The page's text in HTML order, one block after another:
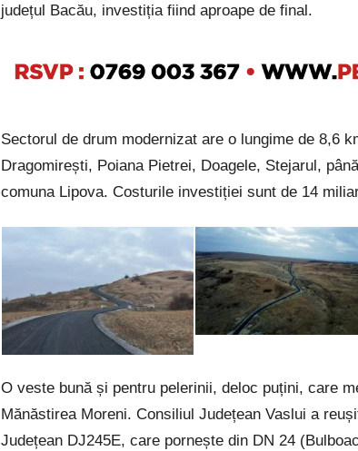
județul Bacău, investiția fiind aproape de final.
Sectorul de drum modernizat are o lungime de 8,6
Dragomirești, Poiana Pietrei, Doagele, Stejarul,
comuna Lipova. Costurile investiției sunt de 14
O veste bună și pentru pelerinii, deloc puțini, care
Mănăstirea Moreni. Consiliul Județean Vaslui a
Județean DJ245E, care pornește din DN 24